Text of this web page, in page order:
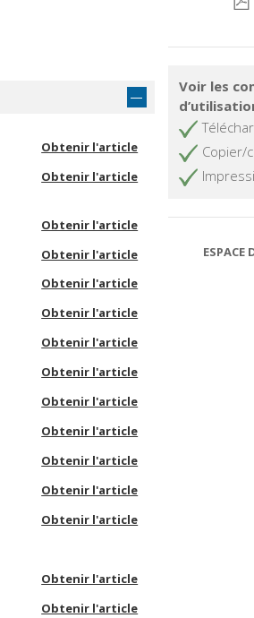
Obtenir l'article
Obtenir l'article
Obtenir l'article
Obtenir l'article
Obtenir l'article
Obtenir l'article
Obtenir l'article
Obtenir l'article
Obtenir l'article
Obtenir l'article
Obtenir l'article
Obtenir l'article
Obtenir l'article
Obtenir l'article
Obtenir l'article
Voir les
Copier/
ESPACE